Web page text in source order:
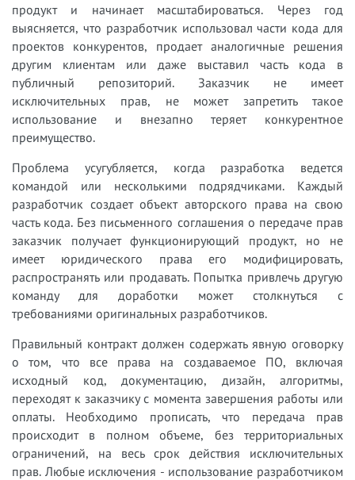
продукт и начинает масштабироваться. Через год
выясняется, что разработчик использовал части кода для
проектов конкурентов, продает аналогичные решения
другим клиентам или даже выставил часть кода в
публичный репозиторий. Заказчик не имеет
исключительных прав, не может запретить такое
использование и внезапно теряет конкурентное
преимущество.
Проблема усугубляется, когда разработка ведется
командой или несколькими подрядчиками. Каждый
разработчик создает объект авторского права на свою
часть кода. Без письменного соглашения о передаче прав
заказчик получает функционирующий продукт, но не
имеет юридического права его модифицировать,
распространять или продавать. Попытка привлечь другую
команду для доработки может столкнуться с
требованиями оригинальных разработчиков.
Правильный контракт должен содержать явную оговорку
о том, что все права на создаваемое ПО, включая
исходный код, документацию, дизайн, алгоритмы,
переходят к заказчику с момента завершения работы или
оплаты. Необходимо прописать, что передача прав
происходит в полном объеме, без территориальных
ограничений, на весь срок действия исключительных
прав. Любые исключения - использование разработчиком